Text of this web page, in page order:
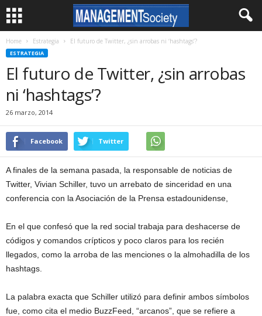
Home Estrategia El futuro de Twitter, ¿sin arrobas ni ‘hashtags’?
ESTRATEGIA
El futuro de Twitter, ¿sin arrobas
ni ‘hashtags’?
26 marzo, 2014
Facebook Twitter
A finales de la semana pasada, la responsable de noticias de
Twitter, Vivian Schiller, tuvo un arrebato de sinceridad en una
conferencia con la Asociación de la Prensa estadounidense,
En el que confesó que la red social trabaja para deshacerse de
códigos y comandos crípticos y poco claros para los recién
llegados, como la arroba de las menciones o la almohadilla de los
hashtags.
La palabra exacta que Schiller utilizó para definir ambos símbolos
fue, como cita el medio BuzzFeed, “arcanos”, que se refiere a